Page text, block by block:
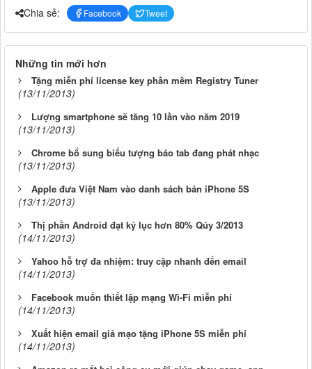
Chia sẻ: Facebook Tweet
Những tin mới hơn
Tặng miễn phí license key phần mềm Registry Tuner
(13/11/2013)
Lượng smartphone sẽ tăng 10 lần vào năm 2019
(13/11/2013)
Chrome bổ sung biểu tượng báo tab đang phát nhạc
(13/11/2013)
Apple đưa Việt Nam vào danh sách bán iPhone 5S
(13/11/2013)
Thị phần Android đạt kỷ lục hơn 80% Qúy 3/2013
(14/11/2013)
Yahoo hỗ trợ đa nhiệm: truy cập nhanh đến email
(14/11/2013)
Facebook muốn thiết lập mạng Wi-Fi miễn phí
(14/11/2013)
Xuất hiện email giả mạo tặng iPhone 5S miễn phí
(14/11/2013)